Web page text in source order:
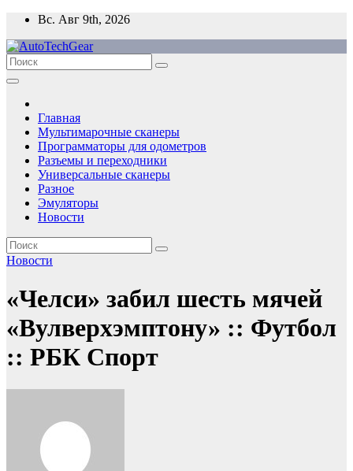
Перейти
содержимому
Вс. Авг 9th, 2026
Главная
Мультимарочные сканеры
Программаторы для одометров
Разъемы и переходники
Универсальные сканеры
Разное
Эмуляторы
Новости
Новости
«Челси» забил шесть мячей
«Вулверхэмптону» :: Футбол
:: РБК Спорт